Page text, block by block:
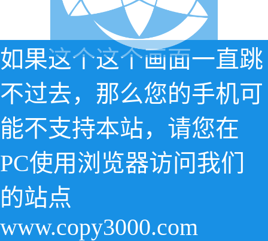
如果这个这个画面一直跳
不过去，那么您的手机可
能不支持本站，请您在
PC使用浏览器访问我们
的站点
www.copy3000.com